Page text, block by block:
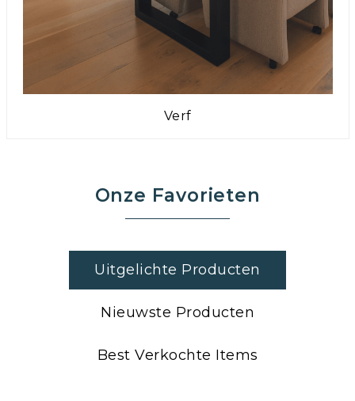
Verf
Onze Favorieten
Uitgelichte Producten
Nieuwste Producten
Best Verkochte Items